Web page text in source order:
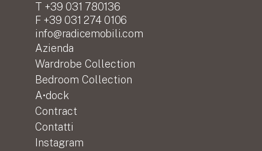
T +39 031 780136
F +39 031 274 0106
info@radicemobili.com
Azienda
Wardrobe Collection
Bedroom Collection
A•dock
Contract
Contatti
Instagram